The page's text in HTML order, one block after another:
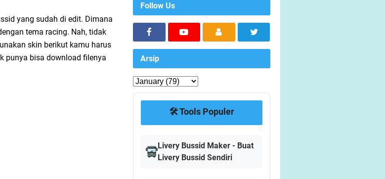
yang sudah di edit. Dimana
tema racing. Nah, tidak
skin berikut kamu harus
punya bisa download filenya
Follow Us
Arsip
🛠️ Tools Populer
Livery Bussid Maker - Buat
Livery Bussid Sendiri